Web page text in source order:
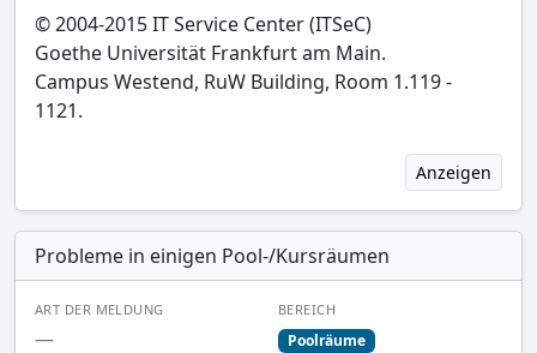
© 2004-2015 IT Service Center (ITSeC)
Goethe Universität Frankfurt am Main.
Campus Westend, RuW Building, Room 1.119 -
1121.
Anzeigen
Probleme in einigen Pool-/Kursräumen
ART DER MELDUNG
—
BEREICH
Poolräume